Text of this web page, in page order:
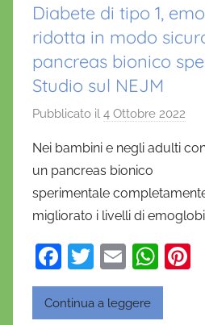
Diabete di tipo 1,
ridotta in modo
pancreas bionico
Studio sul NEJM
Pubblicato il 4 Ottobre 2022
D
n
i
l
Nei bambini e negli adulti
un pancreas bionico
sperimentale
migliorato i livelli di
F
a
c
T
w
itt
E
m
ai
W
h
Continua a leggere